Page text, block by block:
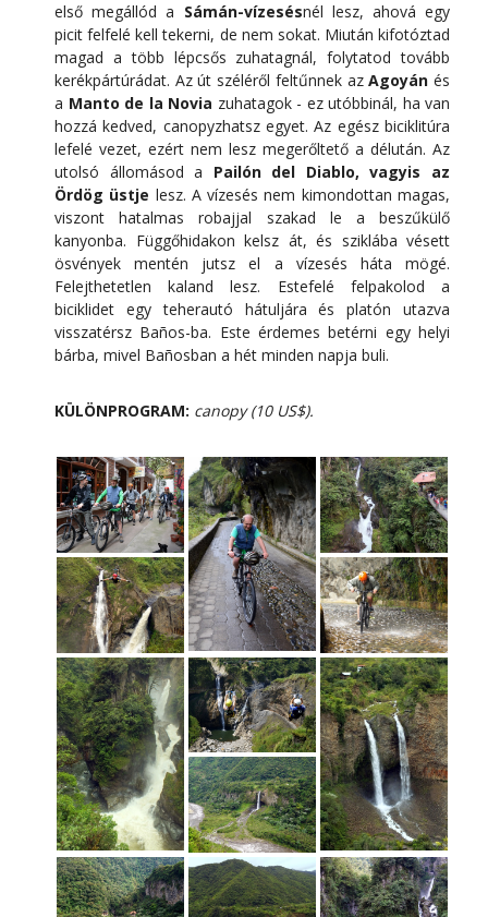
első megállód a Sámán-vízesésnél lesz, ahová egy
picit felfelé kell tekerni, de nem sokat. Miután kifotóztad
magad a több lépcsős zuhatagnál, folytatod tovább
kerékpártúrádat. Az út széléről feltűnnek azAgoyán és
a Manto de la Novia zuhatagok - ez utóbbinál, ha van
hozzá kedved, canopyzhatsz egyet. Az egész biciklitúra
lefelé vezet, ezért nem lesz megerőltető a délután. Az
utolsó állomásod a Pailón del Diablo, vagyis az
Ördög üstje lesz. A vízesés nem kimondottan magas,
viszont hatalmas robajjal szakad le a beszűkülő
kanyonba. Függőhidakon kelsz át, és sziklába vésett
ösvények mentén jutsz el a vízesés háta mögé.
Felejthetetlen kaland lesz. Estefelé felpakolod a
biciklidet egy teherautó hátuljára és platón utazva
visszatérsz Baños-ba. Este érdemes betérni egy helyi
bárba, mivel Bañosban a hét minden napja buli.
KÜLÖNPROGRAM: canopy (10 US$).